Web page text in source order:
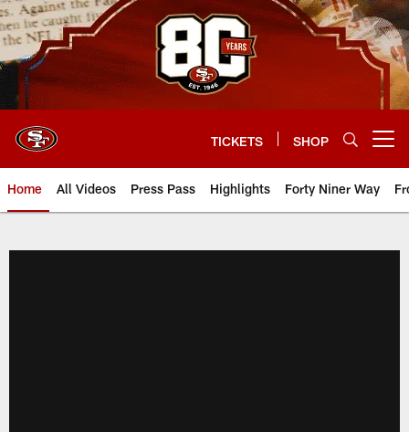
Skip
to
main
content
TICKETS SHOP
Home All Videos Press Pass Highlights Forty Niner Way